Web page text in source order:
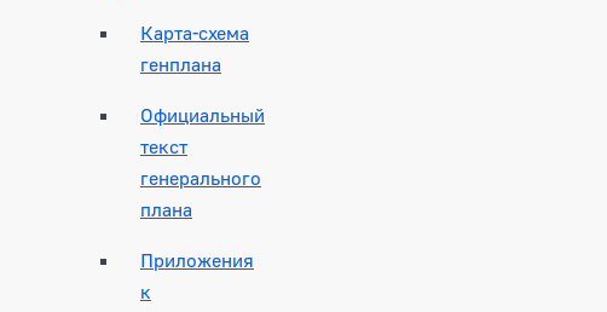
Карта-схема
генплана
Официальный
текст
генерального
плана
Приложения
к